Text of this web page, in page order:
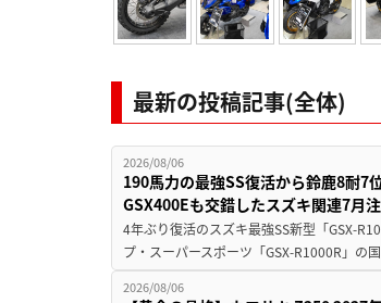
最新の投稿記事(全体)
2026/08/06
190馬力の最強SS復活から鈴鹿8耐7
GSX400Eも交錯したスズキ関連7月
4年ぶり復活のスズキ最強SS新型「GSX-
プ・スーパースポーツ「GSX-R1000R」
2026/08/06